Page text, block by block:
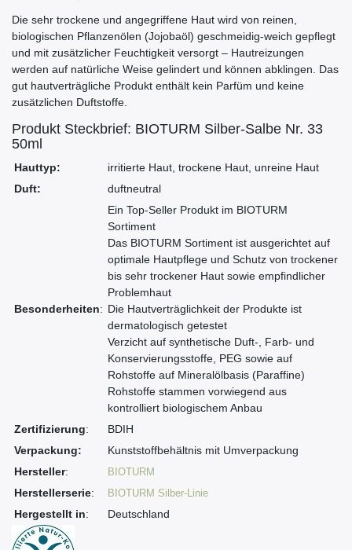
Die sehr trockene und angegriffene Haut wird von reinen,
biologischen Pflanzenölen (Jojobaöl) geschmeidig-weich gepflegt
und mit zusätzlicher Feuchtigkeit versorgt – Hautreizungen
werden auf natürliche Weise gelindert und können abklingen. Das
gut hautverträgliche Produkt enthält kein Parfüm und keine
zusätzlichen Duftstoffe.
Produkt Steckbrief: BIOTURM Silber-Salbe Nr. 33
50ml
Hauttyp:
irritierte Haut, trockene Haut, unreine Haut
Duft:
duftneutral
Besonderheiten:
Ein Top-Seller Produkt im BIOTURM
Sortiment
Das BIOTURM Sortiment ist ausgerichtet auf
optimale Hautpflege und Schutz von trockener
bis sehr trockener Haut sowie empfindlicher
Problemhaut
Die Hautverträglichkeit der Produkte ist
dermatologisch getestet
Verzicht auf synthetische Duft-, Farb- und
Konservierungsstoffe, PEG sowie auf
Rohstoffe auf Mineralölbasis (Paraffine)
Rohstoffe stammen vorwiegend aus
kontrolliert biologischem Anbau
Zertifizierung:
BDIH
Verpackung:
Kunststoffbehältnis mit Umverpackung
Hersteller: BIOTURM
Herstellerserie: BIOTURM Silber-Linie
Hergestellt in: Deutschland